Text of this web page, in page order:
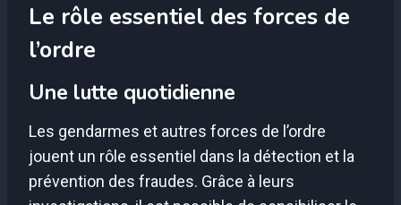
Le rôle essentiel des forces de
l’ordre
Une lutte quotidienne
Les gendarmes et autres forces de l’ordre
jouent un rôle essentiel dans la détection et la
prévention des fraudes. Grâce à leurs